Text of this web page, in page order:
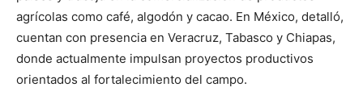
agrícolas como café, algodón y cacao. En México, detalló,
cuentan con presencia en Veracruz, Tabasco y Chiapas,
donde actualmente impulsan proyectos productivos
orientados al fortalecimiento del campo.